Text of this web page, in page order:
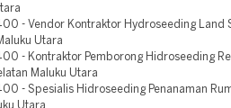
- Vendor Kontraktor Hydroseeding Land
Utara
- Kontraktor Pemborong Hidroseeding
Maluku Utara
- Spesialis Hidroseeding Penanaman
Utara